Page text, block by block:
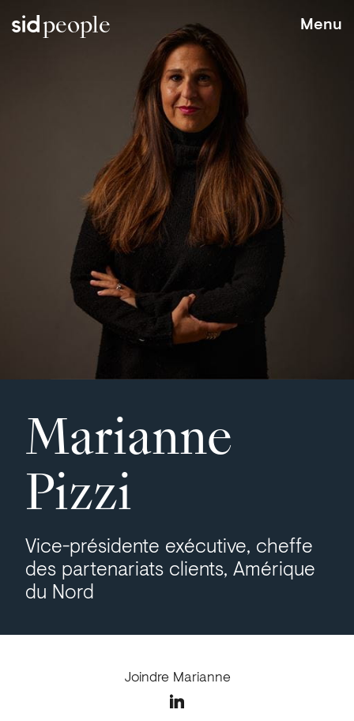
people Menu
Marianne
Pizzi
Vice-présidente exécutive, cheffe
des partenariats clients, Amérique
du Nord
Joindre Marianne